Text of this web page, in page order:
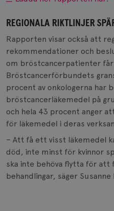
REGIONALA RIKTLINJER
Rapporten visar också att
rekommendationer och
om bröstcancerpatienter får
Bröstcancerförbundets
procent av onkologerna har
bröstcancerläkemedel på
och hela 43 procent anger
för läkemedel i deras
– Att få ett visst läkemedel
död, inte minst för kvinnor
ska inte behöva flytta för att
behandlingar, säger Susanne